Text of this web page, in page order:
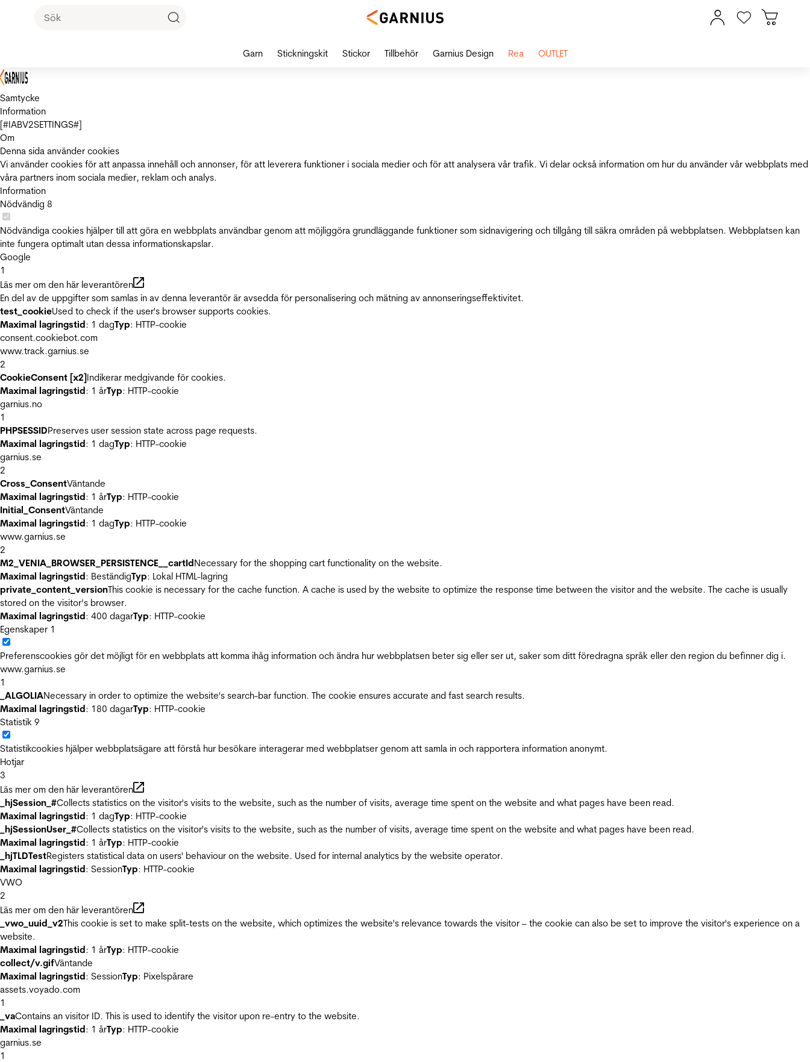
Samtycke
Information
[#IABV2SETTINGS#]
Om
Denna sida använder cookies
Vi använder cookies för att anpassa innehåll och annonser, för att leverera funktioner i sociala medier och för att analysera vår trafik. Vi delar också information om hur du använder vår webbplats med
våra partners inom sociala medier, reklam och analys.
Information
Nödvändig 8
Nödvändiga cookies hjälper till att göra en webbplats användbar genom att möjliggöra grundläggande funktioner som sidnavigering och tillgång till säkra områden på webbplatsen. Webbplatsen kan
inte fungera optimalt utan dessa informationskapslar.
Google
1
Läs mer om den här leverantören
En del av de uppgifter som samlas in av denna leverantör är avsedda för personalisering och mätning av annonseringseffektivitet.
test_cookieUsed to check if the user's browser supports cookies.
Maximal lagringstid: 1 dagTyp: HTTP-cookie
consent.cookiebot.com
www.track.garnius.se
2
CookieConsent [x2]Indikerar medgivande för cookies.
Maximal lagringstid: 1 årTyp: HTTP-cookie
garnius.no
1
PHPSESSIDPreserves user session state across page requests.
Maximal lagringstid: 1 dagTyp: HTTP-cookie
garnius.se
2
Cross_ConsentVäntande
Maximal lagringstid: 1 årTyp: HTTP-cookie
Initial_ConsentVäntande
Maximal lagringstid: 1 dagTyp: HTTP-cookie
www.garnius.se
2
M2_VENIA_BROWSER_PERSISTENCE__cartIdNecessary for the shopping cart functionality on the website.
Maximal lagringstid: BeständigTyp: Lokal HTML-lagring
private_content_versionThis cookie is necessary for the cache function. A cache is used by the website to optimize the response time between the visitor and the website. The cache is usually
stored on the visitor’s browser.
Maximal lagringstid: 400 dagarTyp: HTTP-cookie
Egenskaper 1
Preferenscookies gör det möjligt för en webbplats att komma ihåg information och ändra hur webbplatsen beter sig eller ser ut, saker som ditt föredragna språk eller den region du befinner dig i.
www.garnius.se
1
_ALGOLIANecessary in order to optimize the website's search-bar function. The cookie ensures accurate and fast search results.
Maximal lagringstid: 180 dagarTyp: HTTP-cookie
Statistik 9
Statistikcookies hjälper webbplatsägare att förstå hur besökare interagerar med webbplatser genom att samla in och rapportera information anonymt.
Hotjar
3
Läs mer om den här leverantören
_hjSession_#Collects statistics on the visitor's visits to the website, such as the number of visits, average time spent on the website and what pages have been read.
Maximal lagringstid: 1 dagTyp: HTTP-cookie
_hjSessionUser_#Collects statistics on the visitor's visits to the website, such as the number of visits, average time spent on the website and what pages have been read.
Maximal lagringstid: 1 årTyp: HTTP-cookie
_hjTLDTestRegisters statistical data on users' behaviour on the website. Used for internal analytics by the website operator.
Maximal lagringstid: SessionTyp: HTTP-cookie
VWO
2
Läs mer om den här leverantören
_vwo_uuid_v2This cookie is set to make split-tests on the website, which optimizes the website's relevance towards the visitor – the cookie can also be set to improve the visitor's experience on a
website.
Maximal lagringstid: 1 årTyp: HTTP-cookie
collect/v.gifVäntande
Maximal lagringstid: SessionTyp: Pixelspårare
assets.voyado.com
1
_vaContains an visitor ID. This is used to identify the visitor upon re-entry to the website.
Maximal lagringstid: 1 årTyp: HTTP-cookie
garnius.se
1
Garn Stickningskit Stickor Tillbehör Garnius Design Rea OUTLET